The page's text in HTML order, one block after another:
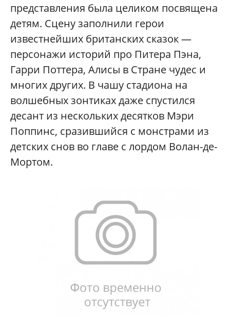
представления была целиком посвящена
детям. Сцену заполнили герои
известнейших британских сказок —
персонажи историй про Питера Пэна,
Гарри Поттера, Алисы в Стране чудес и
многих других. В чашу стадиона на
волшебных зонтиках даже спустился
десант из нескольких десятков Мэри
Поппинс, сразившийся с монстрами из
детских снов во главе с лордом Волан-де-
Мортом.